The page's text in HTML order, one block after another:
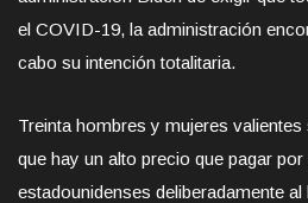
el COVID-19, la administración
cabo su intención totalitaria.
Treinta hombres y mujeres valientes
que hay un alto precio que pagar
estadounidenses deliberadamente